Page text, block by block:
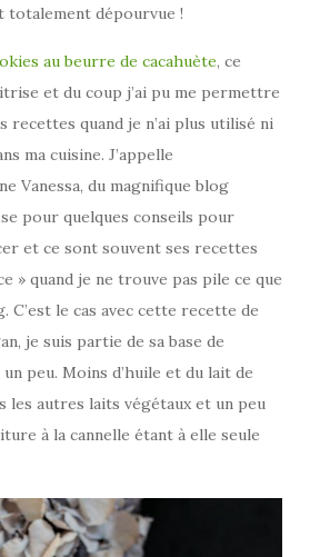
totalement dépourvue !
au beurre de cacahuète, ce
et du coup j’ai pu me permettre
recettes quand je n’ai plus utilisé ni
ma cuisine. J’appelle
Vanessa, du magnifique blog
pour quelques conseils pour
et ce sont souvent ses recettes
» quand je ne trouve pas pile ce que
C’est le cas avec cette recette de
je suis partie de sa base de
peu. Moins d’huile et du lait de
les autres laits végétaux et un peu
à la cannelle étant à elle seule